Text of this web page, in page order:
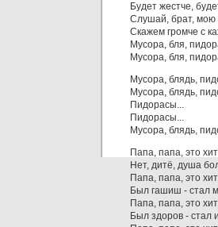
Будет жестче,
Слушай, брат, мою
Скажем громче с
Мусора, бля,
Мусора, бля,
Мусора, блядь,
Мусора, блядь,
Пидорасы...
Пидорасы...
Мусора, блядь,
Папа, папа, это
Нет, дитё, душа
Папа, папа, это
Был гашиш - стал
Папа, папа, это
Был здоров - стал